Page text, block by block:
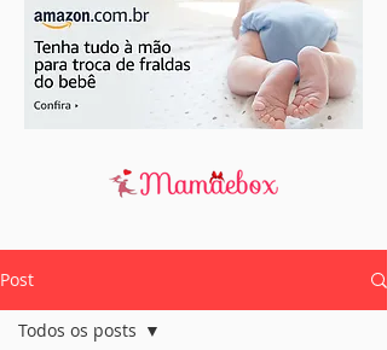
Post
Todos os posts